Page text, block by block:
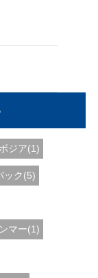
ジア(1)
ック(5)
マー(1)